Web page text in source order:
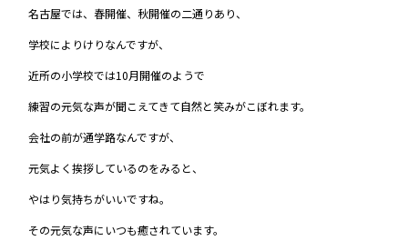
名古屋では、春開催、秋開催の二通りあり、
学校によりけりなんですが、
近所の小学校では10月開催のようで
練習の元気な声が聞こえてきて自然と笑みがこぼれます。
会社の前が通学路なんですが、
元気よく挨拶しているのをみると、
やはり気持ちがいいですね。
その元気な声にいつも癒されています。